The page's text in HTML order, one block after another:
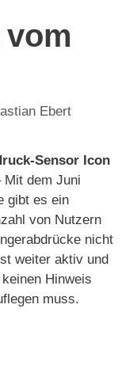
Ebert
Sensor Icon
Mit dem Juni
gibt es ein
von Nutzern
nicht
weiter aktiv und
Hinweis
muss.